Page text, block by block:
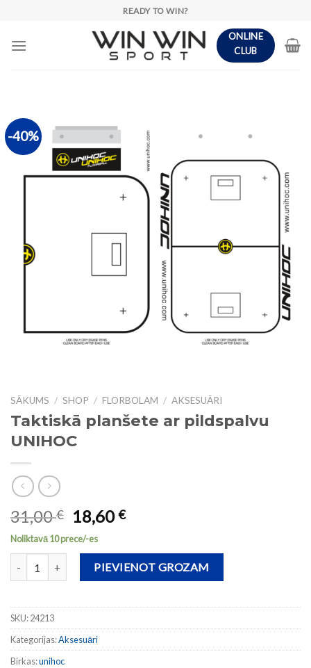
content
READY TO WIN?
ONLINE
CLUB
-40%
SĀKUMS / SHOP / FLORBOLAM / AKSESUĀRI
Taktiskā planšete ar pildspalvu
UNIHOC
31,00€ 18,60€
Noliktavā 10 prece/-es
Taktiskā planšete ar pildspalvu UNIHOC daudzums
PIEVIENOT GROZAM
SKU:24213
Kategorijas:Aksesuāri
Birkas:unihoc